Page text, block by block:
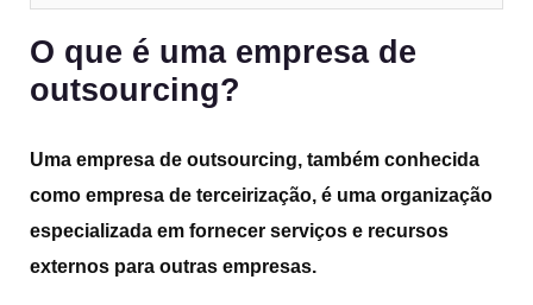
O que é uma empresa de
outsourcing?
Uma empresa de outsourcing, também conhecida
como empresa de terceirização, é uma organização
especializada em fornecer serviços e recursos
externos para outras empresas.